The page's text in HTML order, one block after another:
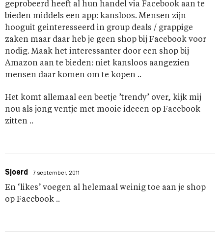
geprobeerd heeft al hun handel via Facebook aan te
bieden middels een app: kansloos. Mensen zijn
hooguit geinteresseerd in group deals / grappige
zaken maar daar heb je geen shop bij Facebook voor
nodig. Maak het interessanter door een shop bij
Amazon aan te bieden: niet kansloos aangezien
mensen daar komen om te kopen ..
Het komt allemaal een beetje ’trendy’ over, kijk mij
nou als jong ventje met mooie ideeen op Facebook
zitten ..
Sjoerd 7 september, 2011
En ‘likes’ voegen al helemaal weinig toe aan je shop
op Facebook ..